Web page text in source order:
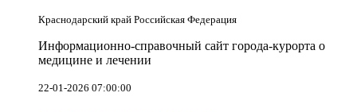
Краснодарский край Российская Федерация
Информационно-справочный сайт города-курорта о
медицине и лечении
22-01-2026 07:00:00